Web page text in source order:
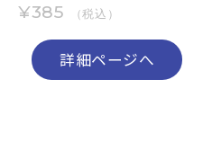
¥385 （税込）
詳細ページへ